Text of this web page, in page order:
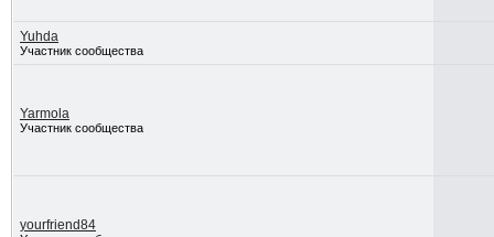
Yuhda
Участник сообщества
Yarmola
Участник сообщества
yourfriend84